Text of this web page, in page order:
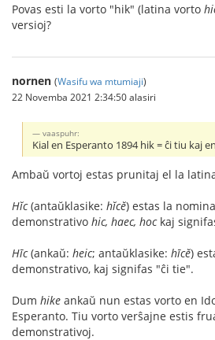
Povas esti la vorto "hik" (latina vorto
versioj?
nornen (Wasifu wa mtumiaji)
22 Novemba 2021 2:34:50 alasiri
vaaspuhr:
Kial en Esperanto 1894 hik = ĉi tiu kaj
Ambaŭ vortoj estas prunitaj el la
Hĭc(antaŭklasike: hĭcĕ) estas la
demonstrativo hic, haec, hockaj
Hīc(ankaŭ: heic; antaŭklasike: hīcĕ)
demonstrativo, kaj signifas "ĉi tie".
Dum hike ankaŭ nun estas vorto en
Esperanto. Tiu vorto verŝajne estis
demonstrativoj.